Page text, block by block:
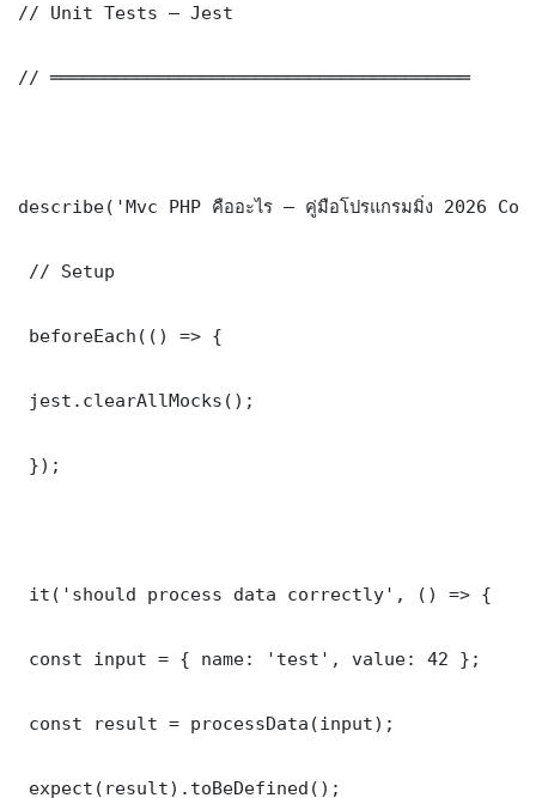
// Unit Tests — Jest
// ═══════════════════════════════════════
describe('Mvc PHP คืออะไร — คู่มือโปรแกรมมิ่ง 2026
// Setup
beforeEach(() => {
jest.clearAllMocks();
});
it('should process data correctly', () => {
const input = { name: 'test', value: 42 };
const result = processData(input);
expect(result).toBeDefined();